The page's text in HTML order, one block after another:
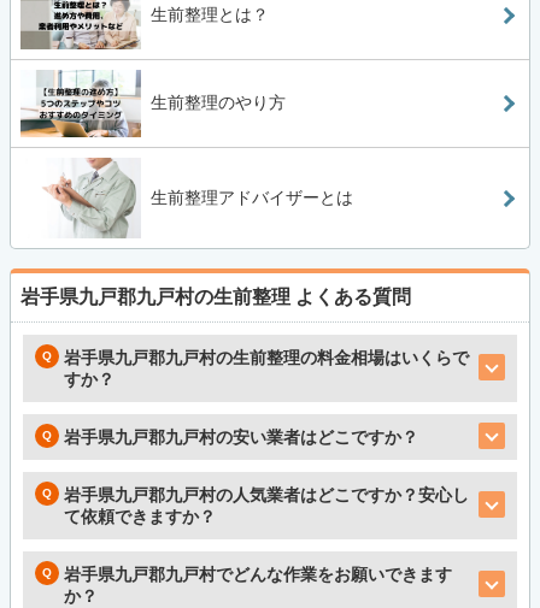
生前整理とは？
生前整理のやり方
生前整理アドバイザーとは
岩手県九戸郡九戸村の生前整理 よくある質問
岩手県九戸郡九戸村の生前整理の料金相場はいくらで
すか？
岩手県九戸郡九戸村の安い業者はどこですか？
岩手県九戸郡九戸村の人気業者はどこですか？安心し
て依頼できますか？
岩手県九戸郡九戸村でどんな作業をお願いできます
か？